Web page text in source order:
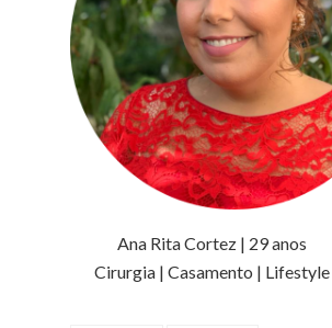
Ana Rita Cortez | 29 anos
Cirurgia | Casamento | Lifestyle